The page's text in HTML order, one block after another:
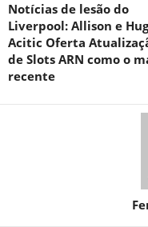
Notícias de lesão do
Liverpool: Allison e
Acitic Oferta
de Slots ARN como o
recente